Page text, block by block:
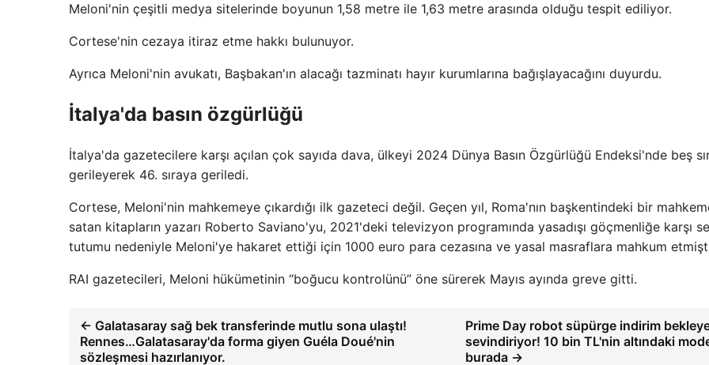
Meloni'nin çeşitli medya sitelerinde boyunun 1,58 metre ile 1,63 metre arasında olduğu tespit ediliyor.
Cortese'nin cezaya itiraz etme hakkı bulunuyor.
Ayrıca Meloni'nin avukatı, Başbakan'ın alacağı tazminatı hayır kurumlarına bağışlayacağını duyurdu.
İtalya'da basın özgürlüğü
İtalya'da gazetecilere karşı açılan çok sayıda dava, ülkeyi 2024 Dünya Basın Özgürlüğü Endeksi'nde beş
gerileyerek 46. sıraya geriledi.
Cortese, Meloni'nin mahkemeye çıkardığı ilk gazeteci değil. Geçen yıl, Roma'nın başkentindeki bir
satan kitapların yazarı Roberto Saviano'yu, 2021'deki televizyon programında yasadışı göçmenliğe karşı
tutumu nedeniyle Meloni'ye hakaret ettiği için 1000 euro para cezasına ve yasal masraflara mahkum
RAI gazetecileri, Meloni hükümetinin “boğucu kontrolünü” öne sürerek Mayıs ayında greve gitti.
← Galatasaray sağ bek transferinde mutlu sona ulaştı!
Rennes…Galatasaray'da forma giyen Guéla Doué'nin
sözleşmesi hazırlanıyor.
Prime Day robot süpürge indirim
sevindiriyor! 10 bin TL'nin altındaki
burada →